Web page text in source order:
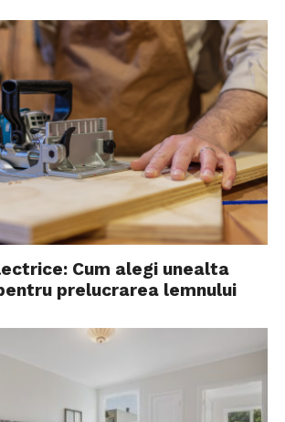
Cum alegi unealta
prelucrarea lemnului